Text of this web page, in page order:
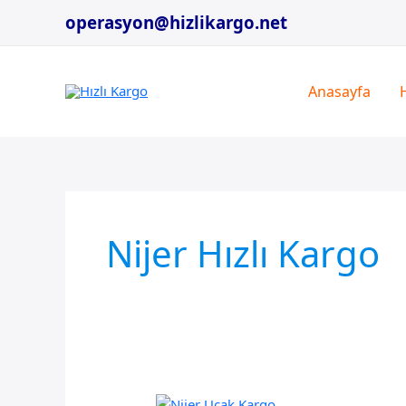
operasyon@hizlikargo.net
Anasayfa
Nijer Hızlı Kargo